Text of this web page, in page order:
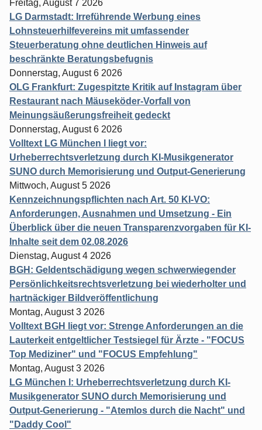
Freitag, August 7 2026
LG Darmstadt: Irreführende Werbung eines
Lohnsteuerhilfevereins mit umfassender
Steuerberatung ohne deutlichen Hinweis auf
beschränkte Beratungsbefugnis
Donnerstag, August 6 2026
OLG Frankfurt: Zugespitzte Kritik auf Instagram über
Restaurant nach Mäuseköder-Vorfall von
Meinungsäußerungsfreiheit gedeckt
Donnerstag, August 6 2026
Volltext LG München I liegt vor:
Urheberrechtsverletzung durch KI-Musikgenerator
SUNO durch Memorisierung und Output-Generierung
Mittwoch, August 5 2026
Kennzeichnungspflichten nach Art. 50 KI-VO:
Anforderungen, Ausnahmen und Umsetzung - Ein
Überblick über die neuen Transparenzvorgaben für KI-
Inhalte seit dem 02.08.2026
Dienstag, August 4 2026
BGH: Geldentschädigung wegen schwerwiegender
Persönlichkeitsrechtsverletzung bei wiederholter und
hartnäckiger Bildveröffentlichung
Montag, August 3 2026
Volltext BGH liegt vor: Strenge Anforderungen an die
Lauterkeit entgeltlicher Testsiegel für Ärzte - "FOCUS
Top Mediziner" und "FOCUS Empfehlung"
Montag, August 3 2026
LG München I: Urheberrechtsverletzung durch KI-
Musikgenerator SUNO durch Memorisierung und
Output-Generierung - "Atemlos durch die Nacht" und
"Daddy Cool"